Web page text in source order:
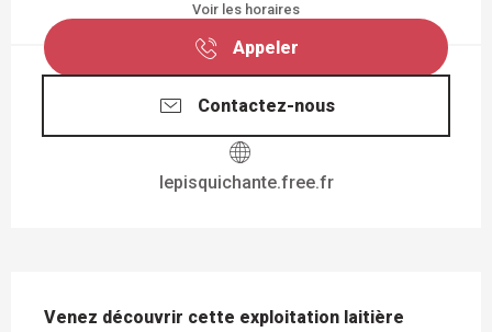
Voir les horaires
Appeler
Contactez-nous
lepisquichante.free.fr
Venez découvrir cette exploitation laitière